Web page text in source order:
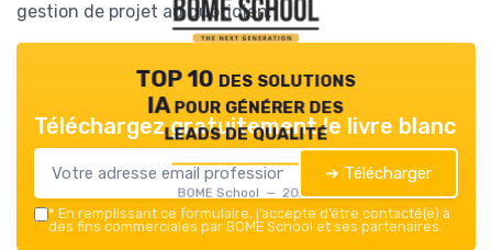
gestion de projet au quotidien.
TOP 10 des solutions
IA pour générer des
leads de qualité
BOME School — 2026
Téléchargez gratuitement le livre blanc
➔ Télécharger
* En remplissant ce formulaire, j’accepte d’être contacté(e) à
des fins commerciales par BOME School et ses partenaires.